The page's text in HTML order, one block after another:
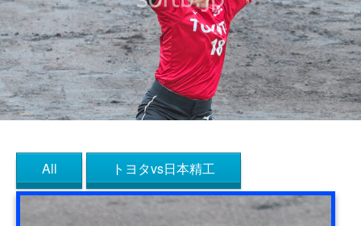
All トヨタvs日本精工